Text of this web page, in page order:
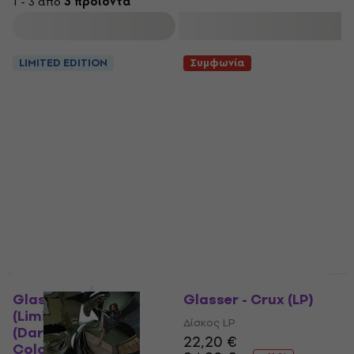
στη σύγχρονη μουσική.
LIMITED EDITION
Glasser - Crux
(Limited Edition)
(Dark Green
Συμφωνία
Glasser - Crux (LP)
Δίσκος LP
22,20 €